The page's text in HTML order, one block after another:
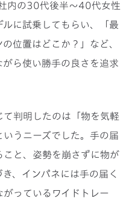
内の30代後半〜40代女性
に試乗してもらい、「最
位置はどこか？」など、
ら使い勝手の良さを追求
判明したのは「物を気軽
うニーズでした。手の届
こと、姿勢を崩さずに物が
、インパネには手の届く
っているワイドトレー